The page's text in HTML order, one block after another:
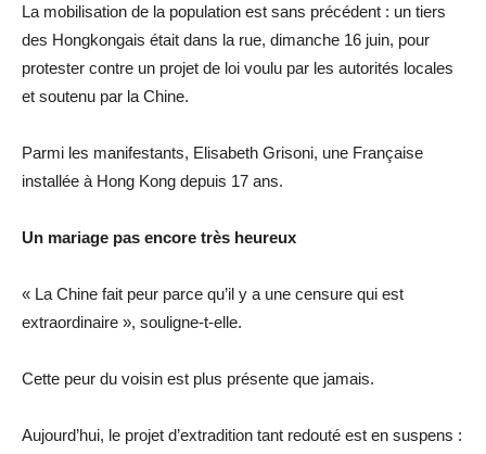
La mobilisation de la population est sans précédent : un tiers
des Hongkongais était dans la rue, dimanche 16 juin, pour
protester contre un projet de loi voulu par les autorités locales
et soutenu par la Chine.
Parmi les manifestants, Elisabeth Grisoni, une Française
installée à Hong Kong depuis 17 ans.
Un mariage pas encore très heureux
« La Chine fait peur parce qu’il y a une censure qui est
extraordinaire », souligne-t-elle.
Cette peur du voisin est plus présente que jamais.
Aujourd’hui, le projet d’extradition tant redouté est en suspens :